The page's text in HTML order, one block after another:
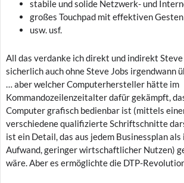
stabile und solide Netzwerk- und
großes Touchpad mit effektiven
usw. usf.
All das verdanke ich direkt und indirekt Steve
sicherlich auch ohne Steve Jobs irgendwann
… aber welcher Computerhersteller hätte im
Kommandozeilenzeitalter dafür gekämpft,
Computer grafisch bedienbar ist (mittels
verschiedene qualifizierte Schriftschnitte
ist ein Detail, das aus jedem Businessplan
Aufwand, geringer wirtschaftlicher Nutzen)
wäre. Aber es ermöglichte die DTP-